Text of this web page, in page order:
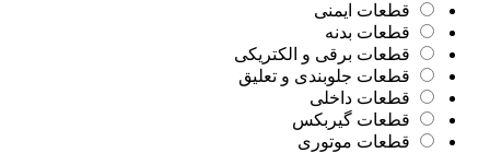
قطعات ایمنی
قطعات بدنه
قطعات برقی و الکتریکی
قطعات جلوبندی و تعلیق
قطعات داخلی
قطعات گیربکس
قطعات موتوری